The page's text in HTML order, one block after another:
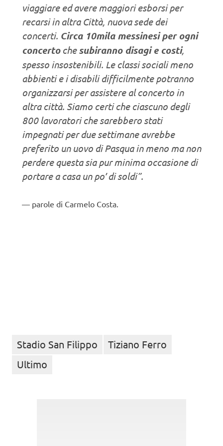
viaggiare ed avere maggiori esborsi per
recarsi in altra Città, nuova sede dei
concerti. Circa 10mila messinesi per ogni
concertochesubiranno disagi e costi,
spesso insostenibili. Le classi sociali meno
abbienti e i disabili difficilmente potranno
organizzarsi per assistere al concerto in
altra città. Siamo certi che ciascuno degli
800 lavoratori che sarebbero stati
impegnati per due settimane avrebbe
preferito un uovo di Pasqua in meno ma non
perdere questa sia pur minima occasione di
portare a casa un po’ di soldi”.
parole di Carmelo Costa.
Stadio San Filippo
Tiziano Ferro
Ultimo